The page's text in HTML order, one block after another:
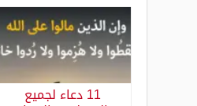
11 دعاء لجميع